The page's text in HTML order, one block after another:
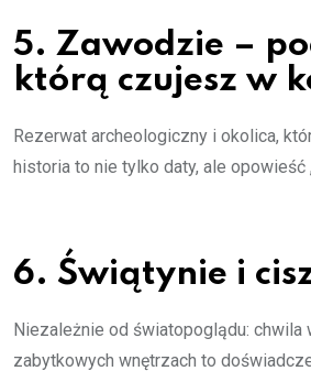
5. Zawodzie –
którą czujesz w
Rezerwat archeologiczny i okolica,
historia to nie tylko daty, ale opowieść
6. Świątynie i
Niezależnie od światopoglądu: chwila
zabytkowych wnętrzach to